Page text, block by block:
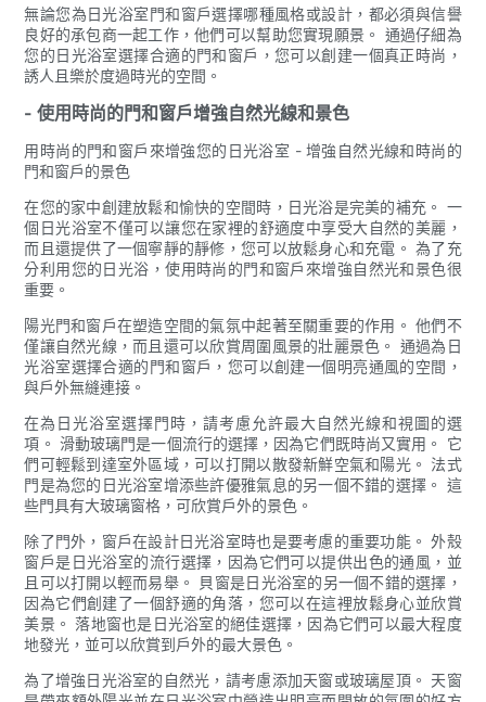
無論您為日光浴室門和窗戶選擇哪種風格或設計，都必須與信譽
良好的承包商一起工作，他們可以幫助您實現願景。 通過仔細為
您的日光浴室選擇合適的門和窗戶，您可以創建一個真正時尚，
誘人且樂於度過時光的空間。
- 使用時尚的門和窗戶增強自然光線和景色
用時尚的門和窗戶來增強您的日光浴室 - 增強自然光線和時尚的
門和窗戶的景色
在您的家中創建放鬆和愉快的空間時，日光浴是完美的補充。 一
個日光浴室不僅可以讓您在家裡的舒適度中享受大自然的美麗，
而且還提供了一個寧靜的靜修，您可以放鬆身心和充電。 為了充
分利用您的日光浴，使用時尚的門和窗戶來增強自然光和景色很
重要。
陽光門和窗戶在塑造空間的氣氛中起著至關重要的作用。 他們不
僅讓自然光線，而且還可以欣賞周圍風景的壯麗景色。 通過為日
光浴室選擇合適的門和窗戶，您可以創建一個明亮通風的空間，
與戶外無縫連接。
在為日光浴室選擇門時，請考慮允許最大自然光線和視圖的選
項。 滑動玻璃門是一個流行的選擇，因為它們既時尚又實用。 它
們可輕鬆到達室外區域，可以打開以散發新鮮空氣和陽光。 法式
門是為您的日光浴室增添些許優雅氣息的另一個不錯的選擇。 這
些門具有大玻璃窗格，可欣賞戶外的景色。
除了門外，窗戶在設計日光浴室時也是要考慮的重要功能。 外殼
窗戶是日光浴室的流行選擇，因為它們可以提供出色的通風，並
且可以打開以輕而易舉。 貝窗是日光浴室的另一個不錯的選擇，
因為它們創建了一個舒適的角落，您可以在這裡放鬆身心並欣賞
美景。 落地窗也是日光浴室的絕佳選擇，因為它們可以最大程度
地發光，並可以欣賞到戶外的最大景色。
為了增強日光浴室的自然光，請考慮添加天窗或玻璃屋頂。 天窗